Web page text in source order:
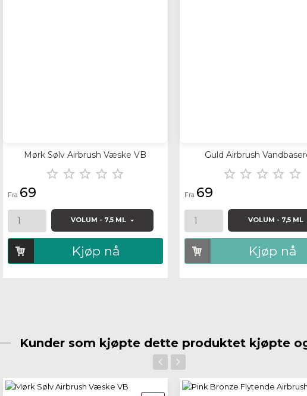
Mørk Sølv Airbrush Væske VB
    
Fra 69
VOLUM - 7,5 ML
Kjøp nå
Guld Airbrush
    
Fra 69
VOLUM - 7,5 ML
Kjøp nå
Kunder som kjøpte dette produktet kjøpte